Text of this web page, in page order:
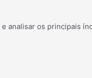
analisar os principais